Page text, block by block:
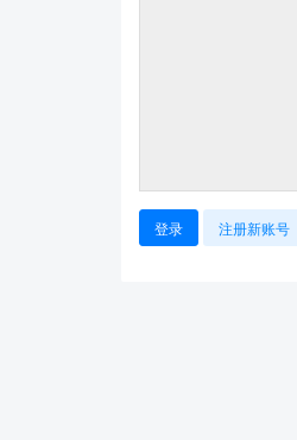
登录 注册新账号